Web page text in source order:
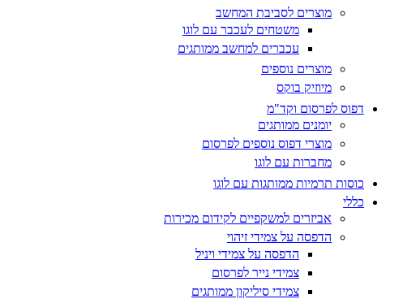
מוצרים לסביבת המחשב
משטחים לעכבר עם לוגו
עכברים למחשב ממותגים
מוצרים נוספים
מיוזיק בוקס
דפוס לפרסום וקד"מ
יומנים ממותגים
מוצרי דפוס נוספים לפרסום
מחברות עם לוגו
כוסות תרמיות ממותגות עם לוגו
כללי
אביזרים למשקפיים לקידום מכירות
הדפסה על צמידי זיהוי
הדפסה על צמידי ויניל
צמידי נייר לפרסום
צמידי סיליקון ממותגים